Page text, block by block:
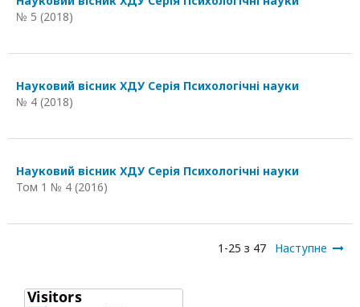
№ 5 (2018)
Науковий вісник ХДУ Серія Психологічні науки
№ 4 (2018)
Науковий вісник ХДУ Серія Психологічні науки
Том 1 № 4 (2016)
1-25 з 47 Наступне